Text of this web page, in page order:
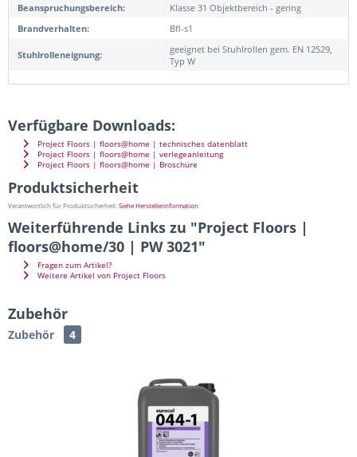
Beanspruchungsbereich:
Klasse 31 Objektbereich - gering
Brandverhalten:
Bfl-s1
Stuhlrolleneignung:
geeignet bei Stuhlrollen gem. EN 12529,
Typ W
Verfügbare Downloads:
Project Floors | floors@home | technisches datenblatt
Project Floors | floors@home | verlegeanleitung
Project Floors | floors@home | Broschüre
Produktsicherheit
Verantwortlich für Produktsicherheit:Siehe Herstellerinformation
Weiterführende Links zu "Project Floors |
floors@home/30 | PW 3021"
Fragen zum Artikel?
Weitere Artikel von Project Floors
Zubehör
Zubehör 4